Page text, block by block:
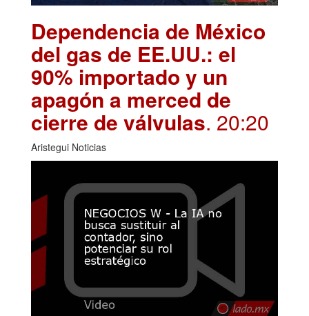
Dependencia de México
del gas de EE.UU.: el
90% importado y un
apagón a merced de
cierre de válvulas. 20:20
Aristegui Noticias